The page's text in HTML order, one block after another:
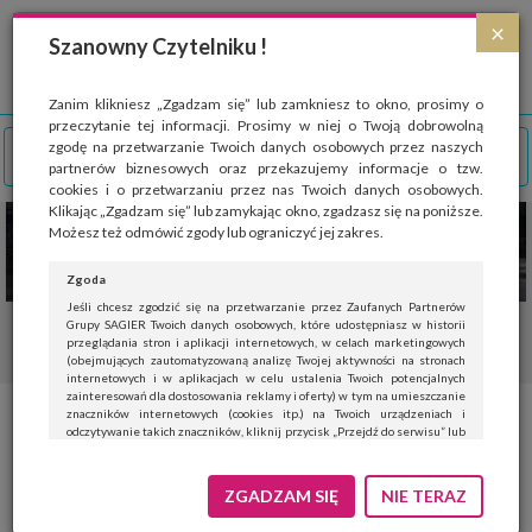
×
Szanowny Czytelniku !
Zanim klikniesz „Zgadzam się” lub zamkniesz to okno, prosimy o
przeczytanie tej informacji. Prosimy w niej o Twoją dobrowolną
zgodę na przetwarzanie Twoich danych osobowych przez naszych
partnerów biznesowych oraz przekazujemy informacje o tzw.
cookies i o przetwarzaniu przez nas Twoich danych osobowych.
Klikając „Zgadzam się” lub zamykając okno, zgadzasz się na poniższe.
Możesz też odmówić zgody lub ograniczyć jej zakres.
Zgoda
Jeśli chcesz zgodzić się na przetwarzanie przez Zaufanych Partnerów
Grupy SAGIER Twoich danych osobowych, które udostępniasz w historii
przeglądania stron i aplikacji internetowych, w celach marketingowych
(obejmujących zautomatyzowaną analizę Twojej aktywności na stronach
internetowych i w aplikacjach w celu ustalenia Twoich potencjalnych
zainteresowań dla dostosowania reklamy i oferty) w tym na umieszczanie
znaczników internetowych (cookies itp.) na Twoich urządzeniach i
odczytywanie takich znaczników, kliknij przycisk „Przejdź do serwisu” lub
Jeśli nie chcesz wyrazić zgody, kliknij „Nie teraz”.
Wyrażenie zgody jest dobrowolne. Możesz edytować zakres zgody, w tym
ZGADZAM SIĘ NIE TERAZ
Strona wykorzystuje pliki cookies, które służą głównie do celów statystycznych.
Wyrażając zgodę na używanie 'cookies', zezwalasz na zapisanie ich w pamięci
przeglądarki. Przejdź do
polityki cookies
Tanie wakacje z dziećmi w
Polsce i zagranicą – sześć